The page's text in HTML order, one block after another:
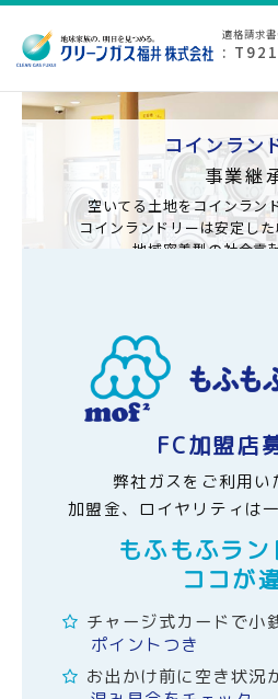
適格請求
:
コインラン
事業継
空いてる土地をコインラン
コインランドリーは安定し
地域密着型の社会貢
FC加盟店
弊社ガスをご利用い
加盟金、ロイヤリティは
もふもふラン
ココが
チャージ式カードで小
ポイントつき
お出かけ前に空き状況